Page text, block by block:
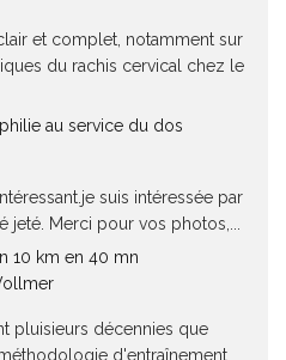
et complet, notamment sur
du rachis cervical chez le
au service du dos
suis intéressée par
jeté. Merci pour vos photos,...
10 km en 40 mn
pluisieurs décennies que
d'entraînement